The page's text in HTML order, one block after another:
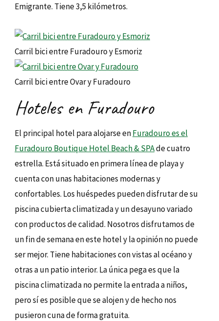
Emigrante. Tiene 3,5 kilómetros.
Carril bici entre Furadouro y Esmoriz
Carril bici entre Ovar y Furadouro
Hoteles en Furadouro
El principal hotel para alojarse enFuradouro es el
Furadouro Boutique Hotel Beach & SPAde cuatro
estrella. Está situado en primera línea de playa y
cuenta con unas habitaciones modernas y
confortables. Los huéspedes pueden disfrutar de su
piscina cubierta climatizada y un desayuno variado
con productos de calidad. Nosotros disfrutamos de
un fin de semana en este hotel y la opinión no puede
ser mejor. Tiene habitaciones con vistas al océano y
otras a un patio interior. La única pega es que la
piscina climatizada no permite la entrada a niños,
pero sí es posible que se alojen y de hecho nos
pusieron cuna de forma gratuita.